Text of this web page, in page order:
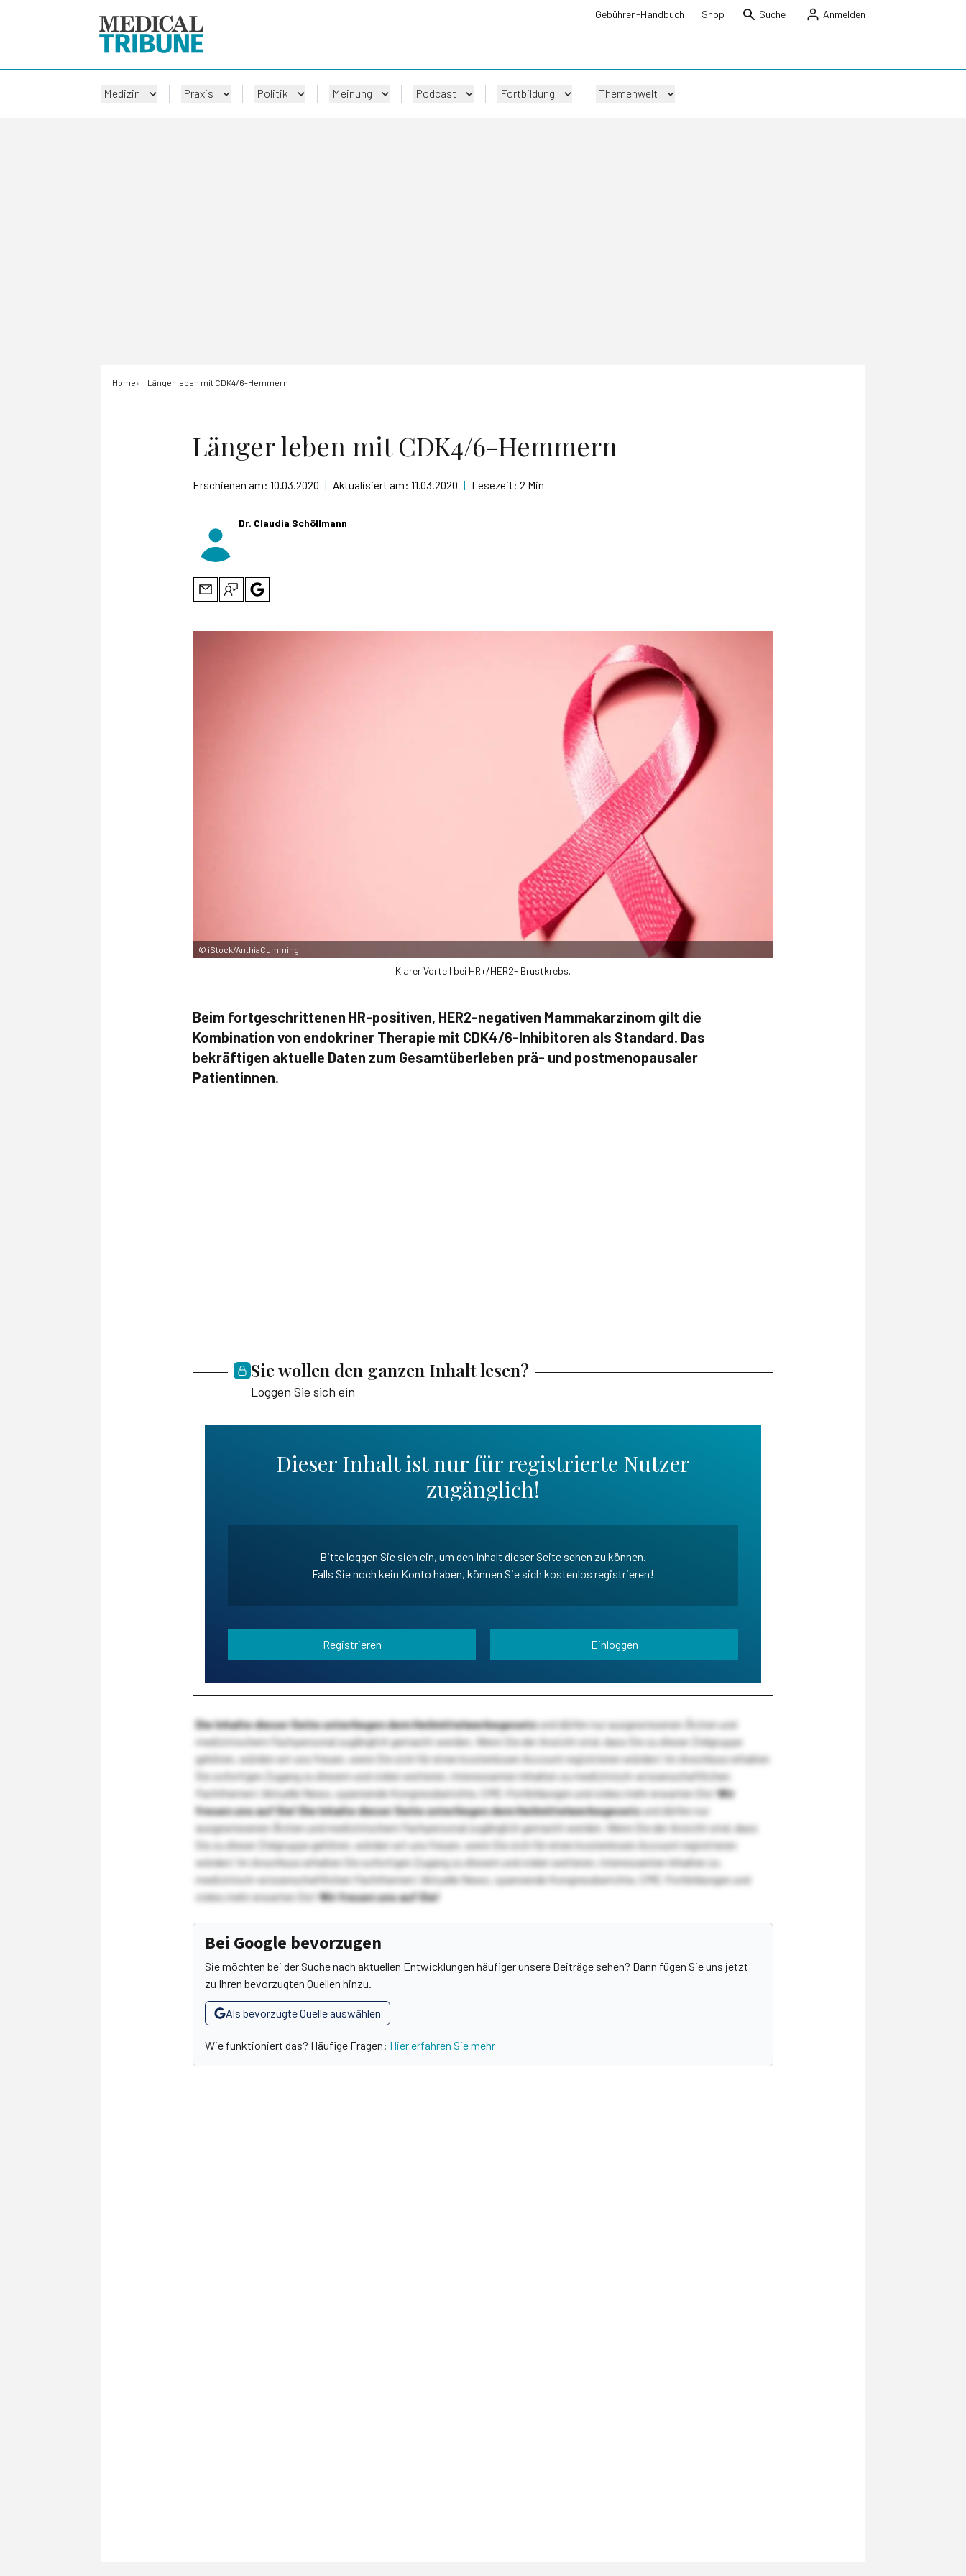
Gebühren-Handbuch Shop Suche Anmelden
Medizin Praxis Politik Meinung Podcast Fortbildung Themenwelt
Home Länger leben mit CDK4/6-Hemmern
Länger leben mit CDK4/6-Hemmern
Erschienen am: 10.03.2020 | Aktualisiert am: 11.03.2020 | Lesezeit: 2 Min
Dr. Claudia Schöllmann
© iStock/AnthiaCumming
Klarer Vorteil bei HR+/HER2- Brustkrebs.
Beim fortgeschrittenen HR-positiven, HER2-negativen Mammakarzinom gilt die
Kombination von endokriner Therapie mit CDK4/6-Inhibitoren als Standard. Das
bekräftigen aktuelle Daten zum Gesamtüberleben prä- und postmenopausaler
Patientinnen.
Sie wollen den ganzen Inhalt lesen?
Loggen Sie sich ein
Dieser Inhalt ist nur für registrierte Nutzer
zugänglich!
Bitte loggen Sie sich ein, um den Inhalt dieser Seite sehen zu können.
Falls Sie noch kein Konto haben, können Sie sich kostenlos registrieren!
Registrieren Einloggen
Die Inhalte dieser Seite unterliegen dem Heilmittelwerbegesetzund dürfen nur ausgewiesenen Ärzten und
medizinischem Fachpersonal zugänglich gemacht werden. Wenn Sie der Ansicht sind, dass Sie zu dieser Zielgruppe
gehören, würden wir uns freuen, wenn Sie sich für einen kostenlosen Account registrieren würden! Im Anschluss erhalten
Sie sofortigen Zugang zu diesem und vielen weiteren, interessanten Inhalten zu medizinisch-wissenschaftlichen
Fachthemen! Aktuelle News, spannende Kongressberichte, CME-Fortbildungen und vieles mehr erwarten Sie!Wir
freuen uns auf Sie!Die Inhalte dieser Seite unterliegen dem Heilmittelwerbegesetzund dürfen nur
ausgewiesenen Ärzten und medizinischem Fachpersonal zugänglich gemacht werden. Wenn Sie der Ansicht sind, dass
Sie zu dieser Zielgruppe gehören, würden wir uns freuen, wenn Sie sich für einen kostenlosen Account registrieren
würden! Im Anschluss erhalten Sie sofortigen Zugang zu diesem und vielen weiteren, interessanten Inhalten zu
medizinisch-wissenschaftlichen Fachthemen! Aktuelle News, spannende Kongressberichte, CME-Fortbildungen und
vieles mehr erwarten Sie!Wir freuen uns auf Sie!
Bei Google bevorzugen
Sie möchten bei der Suche nach aktuellen Entwicklungen häufiger unsere Beiträge sehen? Dann fügen Sie uns jetzt
zu Ihren bevorzugten Quellen hinzu.
Als bevorzugte Quelle auswählen
Wie funktioniert das? Häufige Fragen: Hier erfahren Sie mehr